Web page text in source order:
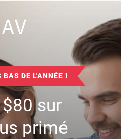
BAS DE L'ANNÉE !
$80sur
primé